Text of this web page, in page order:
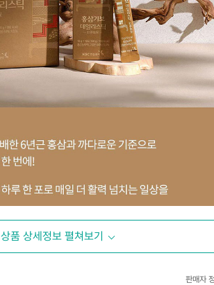
상품 상세정보 펼쳐보기
판매자